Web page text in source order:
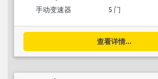
手动变速器 5 门
查看详情...